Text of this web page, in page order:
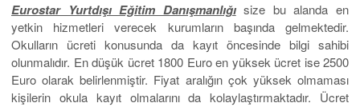
Eurostar Yurtdışı Eğitim Danışmanlığısize bu alanda en
yetkin hizmetleri verecek kurumların başında gelmektedir.
Okulların ücreti konusunda da kayıt öncesinde bilgi sahibi
olunmalıdır. En düşük ücret 1800 Euro en yüksek ücret ise 2500
Euro olarak belirlenmiştir. Fiyat aralığın çok yüksek olmaması
kişilerin okula kayıt olmalarını da kolaylaştırmaktadır. Ücret